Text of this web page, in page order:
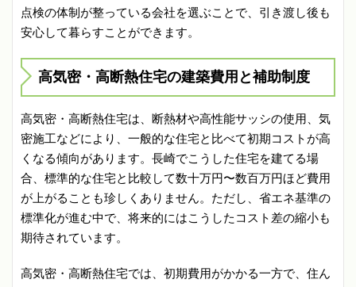
点検の体制が整っている会社を選ぶことで、引き渡し後も
安心して暮らすことができます。
高気密・高断熱住宅の建築費用と補助制度
高気密・高断熱住宅は、断熱材や高性能サッシの使用、気
密施工などにより、一般的な住宅と比べて初期コストが高
くなる傾向があります。長崎でこうした住宅を建てる場
合、標準的な住宅と比較して数十万円〜数百万円ほど費用
が上がることも珍しくありません。ただし、省エネ基準の
標準化が進む中で、将来的にはこうしたコスト差の縮小も
期待されています。
高気密・高断熱住宅では、初期費用がかかる一方で、住ん